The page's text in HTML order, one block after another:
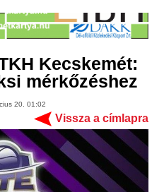
Kecskemét:
mérkőzéshez
20. 01:02
Vissza a címlapra